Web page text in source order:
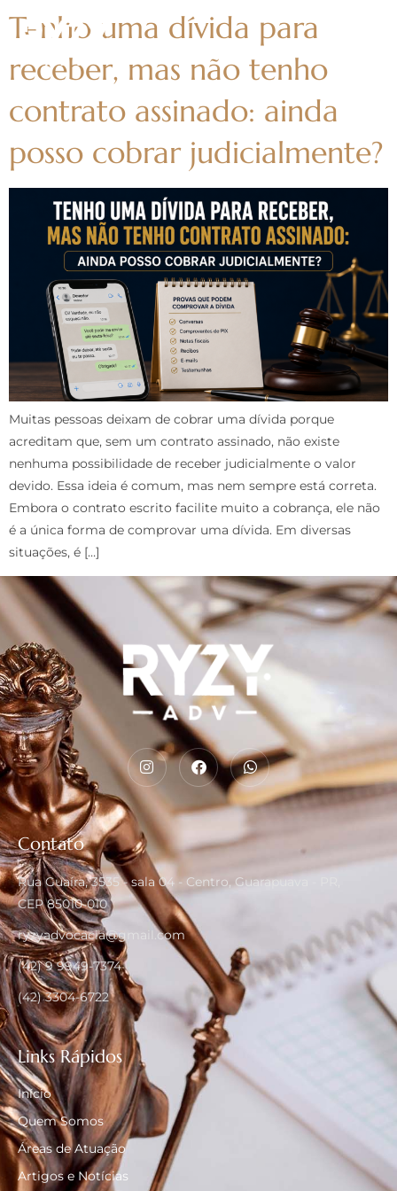
Tenho uma dívida para
receber, mas não tenho
contrato assinado: ainda
posso cobrar judicialmente?
Muitas pessoas deixam de cobrar uma dívida porque
acreditam que, sem um contrato assinado, não existe
nenhuma possibilidade de receber judicialmente o valor
devido. Essa ideia é comum, mas nem sempre está correta.
Embora o contrato escrito facilite muito a cobrança, ele não
é a única forma de comprovar uma dívida. Em diversas
situações, é […]
Contato
Rua Guaíra, 3535 - sala 04 - Centro, Guarapuava - PR,
CEP 85010-010
ryzyadvocacia@gmail.com
(42) 9 9949-7374
(42) 3304-6722
Links Rápidos
Início
Quem Somos
Áreas de Atuação
Artigos e Notícias